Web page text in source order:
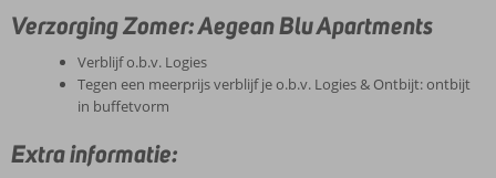
Verzorging Zomer: Aegean Blu Apartments
Verblijf o.b.v. Logies
Tegen een meerprijs verblijf je o.b.v. Logies & Ontbijt: ontbijt
in buffetvorm
Extra informatie: